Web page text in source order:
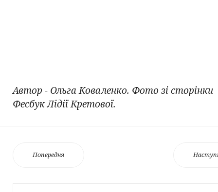
Автор - Ольга Коваленко. Фото зі сторінки
Фесбук Лідії Кретової.
Попередня